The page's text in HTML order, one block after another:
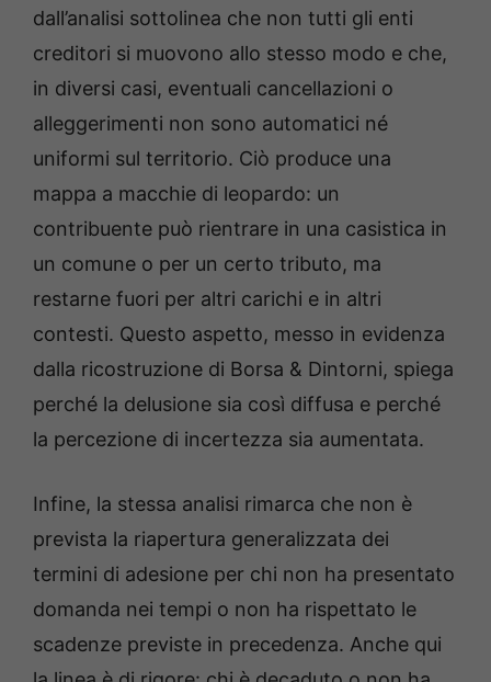
dall’analisi sottolinea che non tutti gli enti
creditori si muovono allo stesso modo e che,
in diversi casi, eventuali cancellazioni o
alleggerimenti non sono automatici né
uniformi sul territorio. Ciò produce una
mappa a macchie di leopardo: un
contribuente può rientrare in una casistica in
un comune o per un certo tributo, ma
restarne fuori per altri carichi e in altri
contesti. Questo aspetto, messo in evidenza
dalla ricostruzione di Borsa & Dintorni, spiega
perché la delusione sia così diffusa e perché
la percezione di incertezza sia aumentata.
Infine, la stessa analisi rimarca che non è
prevista la riapertura generalizzata dei
termini di adesione per chi non ha presentato
domanda nei tempi o non ha rispettato le
scadenze previste in precedenza. Anche qui